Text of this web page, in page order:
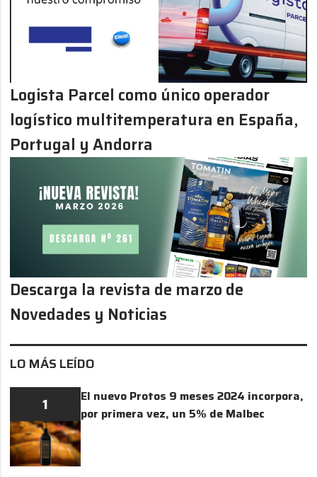
LO MÁS LEÍDO
1
El nuevo Protos 9 meses 2024 incorpora,
por primera vez, un 5% de Malbec
Logista Parcel como único operador
logístico multitemperatura en España,
Portugal y Andorra
Descarga la revista de marzo de
Novedades y Noticias